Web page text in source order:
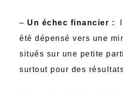
– Un échec financier :
été dépensé vers une
situés sur une petite
surtout pour des